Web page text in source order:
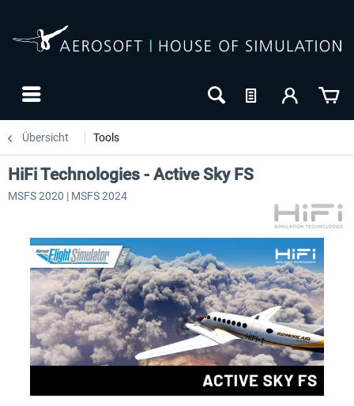
Übersicht Tools
HiFi Technologies - Active Sky FS
MSFS 2020 | MSFS 2024